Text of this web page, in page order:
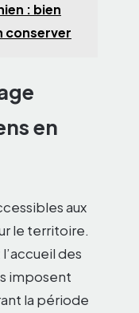
: bien
conserver
en
aux
le territoire.
des
imposent
la période